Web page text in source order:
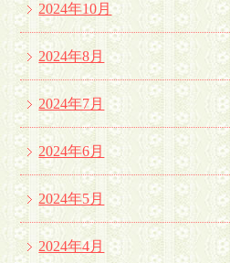
2024年10月
2024年8月
2024年7月
2024年6月
2024年5月
2024年4月